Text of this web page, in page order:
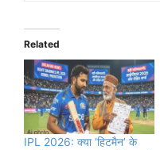
Related
IPL 2026: क्या ‘हिटमैन’ के